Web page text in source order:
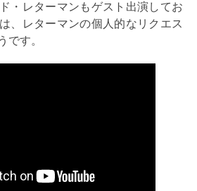
・レターマンもゲスト出演してお
、レターマンの個人的なリクエス
です。